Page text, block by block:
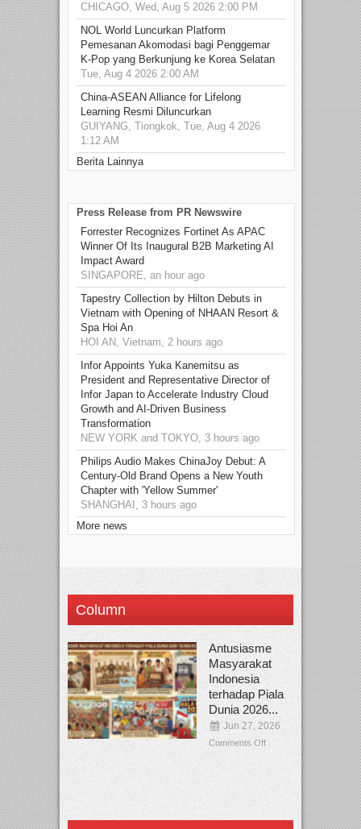
CHICAGO, Wed, Aug 5 2026 2:00 PM
NOL World Luncurkan Platform
Pemesanan Akomodasi bagi Penggemar
K-Pop yang Berkunjung ke Korea Selatan
Tue, Aug 4 2026 2:00 AM
China-ASEAN Alliance for Lifelong
Learning Resmi Diluncurkan
GUIYANG, Tiongkok, Tue, Aug 4 2026
1:12 AM
Berita Lainnya
Press Release from PR Newswire
Forrester Recognizes Fortinet As APAC
Winner Of Its Inaugural B2B Marketing AI
Impact Award
SINGAPORE, an hour ago
Tapestry Collection by Hilton Debuts in
Vietnam with Opening of NHAAN Resort &
Spa Hoi An
HOI AN, Vietnam, 2 hours ago
Infor Appoints Yuka Kanemitsu as
President and Representative Director of
Infor Japan to Accelerate Industry Cloud
Growth and AI-Driven Business
Transformation
NEW YORK and TOKYO, 3 hours ago
Philips Audio Makes ChinaJoy Debut: A
Century-Old Brand Opens a New Youth
Chapter with 'Yellow Summer'
SHANGHAI, 3 hours ago
More news
Column
Antusiasme
Masyarakat
Indonesia
terhadap Piala
Dunia 2026...
Jun 27, 2026
Comments Off